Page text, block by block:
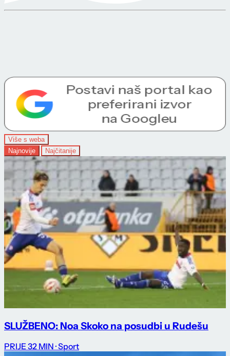
Više s weba
Najnovije
Najčitanije
SLUŽBENO: Noa Skoko na posudbi u Rudešu
PRIJE 32 MIN · Sport